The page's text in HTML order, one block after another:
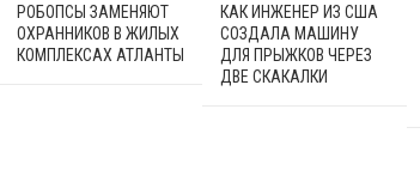
РОБОПСЫ ЗАМЕНЯЮТ
ОХРАННИКОВ В ЖИЛЫХ
КОМПЛЕКСАХ АТЛАНТЫ
КАК ИНЖЕНЕР ИЗ США
СОЗДАЛА МАШИНУ
ДЛЯ ПРЫЖКОВ ЧЕРЕЗ
ДВЕ СКАКАЛКИ